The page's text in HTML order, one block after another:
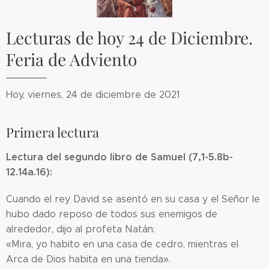
Lecturas de hoy 24 de Diciembre.
Feria de Adviento
Hoy, viernes, 24 de diciembre de 2021
Primera lectura
Lectura del segundo libro de Samuel (7,1-5.8b-
12.14a.16):
Cuando el rey David se asentó en su casa y el Señor le
hubo dado reposo de todos sus enemigos de
alrededor, dijo al profeta Natán:
«Mira, yo habito en una casa de cedro, mientras el
Arca de Dios habita en una tienda».